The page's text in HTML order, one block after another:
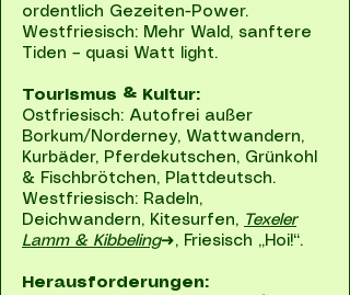
ordentlich Gezeiten-Power.
Westfriesisch: Mehr Wald, sanftere
Tiden – quasi Watt light.
Tourismus & Kultur:
Ostfriesisch: Autofrei außer
Borkum/Norderney, Wattwandern,
Kurbäder, Pferdekutschen, Grünkohl
& Fischbrötchen, Plattdeutsch.
Westfriesisch: Radeln,
Deichwandern, Kitesurfen, Texeler
Lamm & Kibbeling➜, Friesisch „Hoi!“.
Herausforderungen: